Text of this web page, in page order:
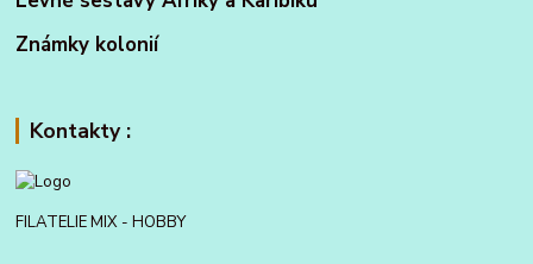
Známky kolonií
Kontakty :
FILATELIE MIX - HOBBY